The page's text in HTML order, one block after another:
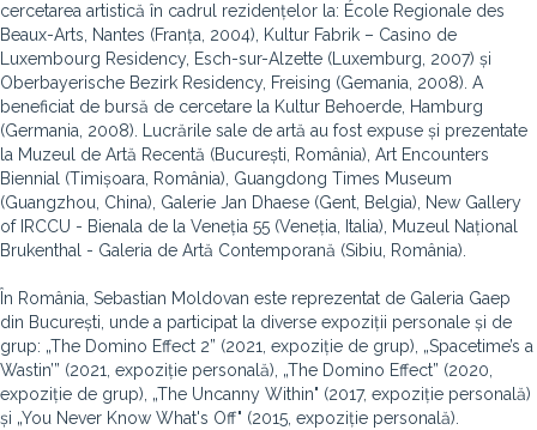
cercetarea artistică în cadrul rezidențelor la: École Regionale des
Beaux-Arts, Nantes (Franța, 2004), Kultur Fabrik – Casino de
Luxembourg Residency, Esch-sur-Alzette (Luxemburg, 2007) și
Oberbayerische Bezirk Residency, Freising (Gemania, 2008). A
beneficiat de bursă de cercetare la Kultur Behoerde, Hamburg
(Germania, 2008). Lucrările sale de artă au fost expuse și prezentate
la Muzeul de Artă Recentă (București, România), Art Encounters
Biennial (Timișoara, România), Guangdong Times Museum
(Guangzhou, China), Galerie Jan Dhaese (Gent, Belgia), New Gallery
of IRCCU - Bienala de la Veneția 55 (Veneția, Italia), Muzeul Național
Brukenthal - Galeria de Artă Contemporană (Sibiu, România).
În România, Sebastian Moldovan este reprezentat de Galeria Gaep
din București, unde a participat la diverse expoziții personale și de
grup: „The Domino Effect 2” (2021, expoziție de grup), „Spacetime’s a
Wastin’” (2021, expoziție personală), „The Domino Effect” (2020,
expoziție de grup), „The Uncanny Within" (2017, expoziție personală)
și „You Never Know What's Off" (2015, expoziție personală).